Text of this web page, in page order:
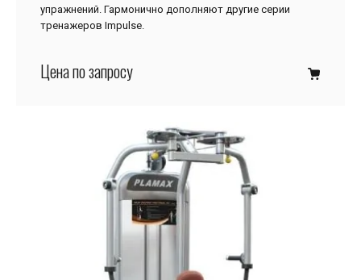
упражнений. Гармонично дополняют другие серии
тренажеров Impulse.
Цена по запросу